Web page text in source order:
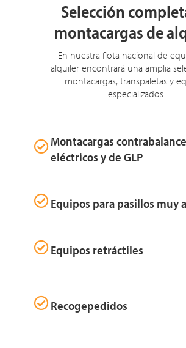
Selección
montacargas de
En nuestra flota nacional de
alquiler encontrará una amplia
montacargas, transpaletas y
especializados.
Montacargas
eléctricos y de GLP
Equipos para pasillos muy
Equipos retráctiles
Recogepedidos